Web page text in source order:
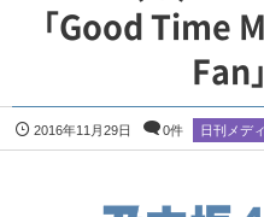
「Good Time
Fan
2016年11月29日 0件 日刊メデ